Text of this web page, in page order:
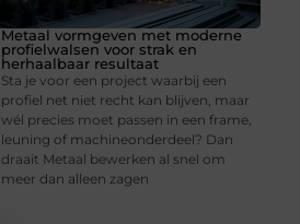
Metaal vormgeven met moderne
profielwalsen voor strak en
herhaalbaar resultaat
Sta je voor een project waarbij een
profiel net niet recht kan blijven, maar
wél precies moet passen in een frame,
leuning of machineonderdeel? Dan
draait Metaal bewerken al snel om
meer dan alleen zagen